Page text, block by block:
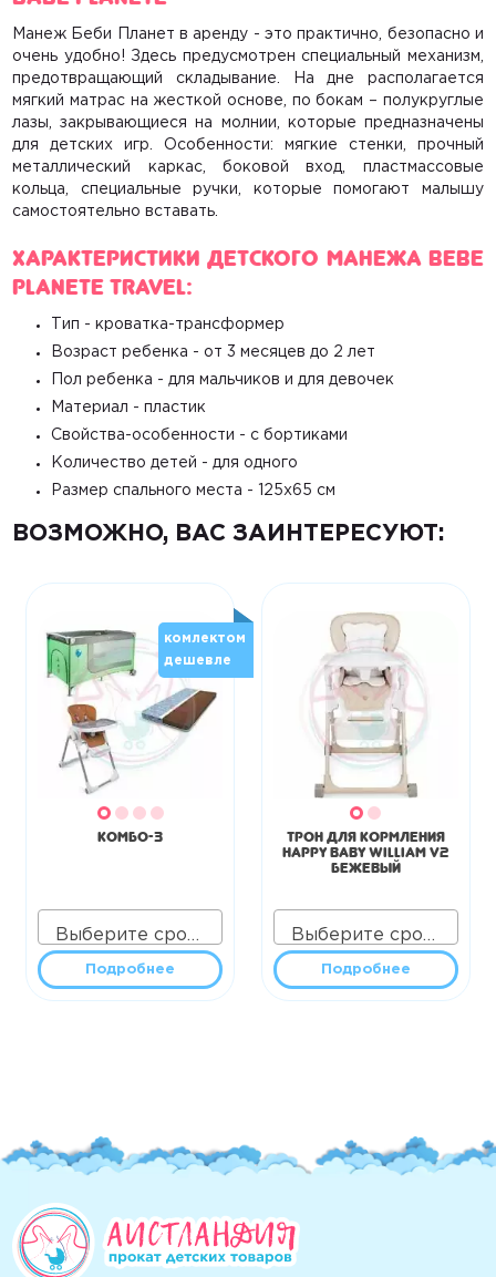
Манеж Беби Планет в аренду - это практично, безопасно и
очень удобно! Здесь предусмотрен специальный механизм,
предотвращающий складывание. На дне располагается
мягкий матрас на жесткой основе, по бокам – полукруглые
лазы, закрывающиеся на молнии, которые предназначены
для детских игр. Особенности: мягкие стенки, прочный
металлический каркас, боковой вход, пластмассовые
кольца, специальные ручки, которые помогают малышу
самостоятельно вставать.
Характеристики детского манежа Bebe
Planete travel:
Тип - кроватка-трансформер
Возраст ребенка - от 3 месяцев до 2 лет
Пол ребенка - для мальчиков и для девочек
Материал - пластик
Свойства-особенности - с бортиками
Количество детей - для одного
Размер спального места - 125х65 см
ВОЗМОЖНО, ВАС ЗАИНТЕРЕСУЮТ:
КОМБО-3
Выберите срок аренды
Подробнее
комлектом
дешевле
Трон для кормления
Happy Baby William V2
бежевый
Выберите срок аренды
Подробнее